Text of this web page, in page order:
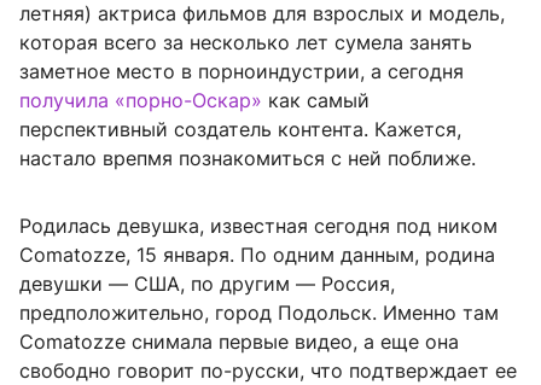
летняя) актриса фильмов для взрослых и модель,
которая всего за несколько лет сумела занять
заметное место в порноиндустрии, а сегодня
получила «порно-Оскар» как самый
перспективный создатель контента. Кажется,
настало врепмя познакомиться с ней поближе.
Родилась девушка, известная сегодня под ником
Comatozze, 15 января. По одним данным, родина
девушки — США, по другим — Россия,
предположительно, город Подольск. Именно там
Comatozze снимала первые видео, а еще она
свободно говорит по-русски, что подтверждает ее